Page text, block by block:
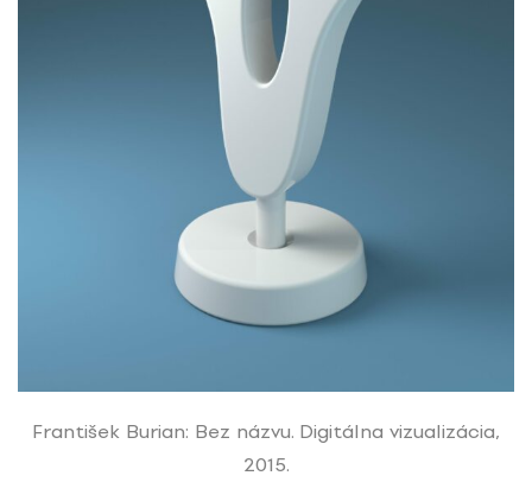
František Burian: Bez názvu. Digitálna vizualizácia,
2015.